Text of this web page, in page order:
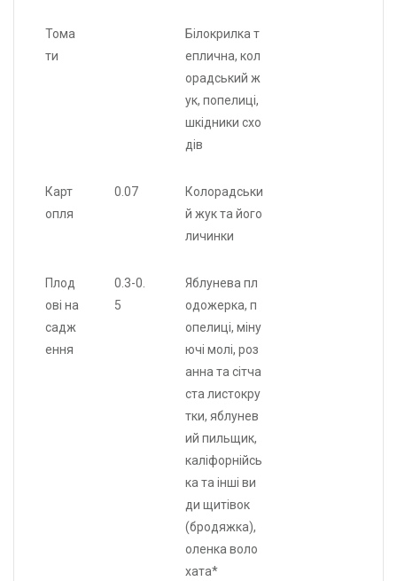
Тома
ти
Білокрилка т
еплична, кол
орадський ж
ук, попелиці,
шкідники схо
дів
Карт
опля
0.07
Колорадськи
й жук та його
личинки
Плод
ові на
садж
ення
0.3-0.
5
Яблунева пл
одожерка, п
опелиці, міну
ючі молі, роз
анна та сітча
ста листокру
тки, яблунев
ий пильщик,
каліфорнійсь
ка та інші ви
ди щитівок
(бродяжка),
оленка воло
хата*